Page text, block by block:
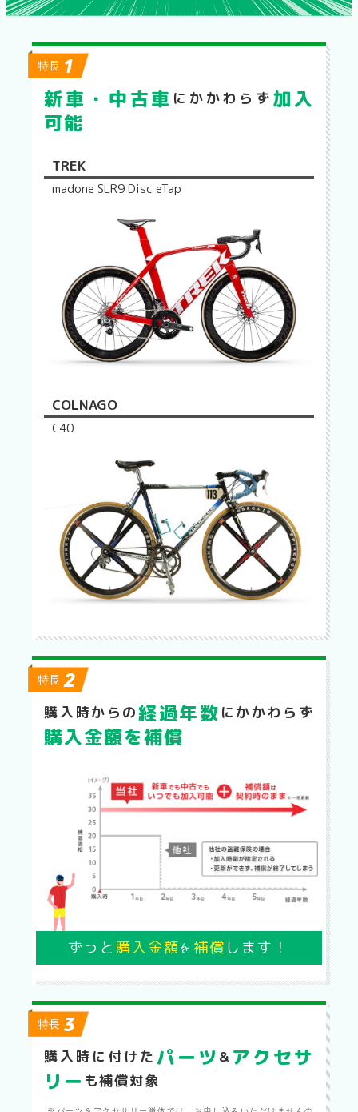
特長 1
新車・中古車 にかかわらず 加入
可能
TREK
madone SLR9 Disc eTap
COLNAGO
C40
特長 2
購入時からの経過年数 にかかわらず
購入金額を補償
ずっと 購入金額を補償 します！
特長 3
購入時に付けた パーツ & アクセサ
リー も補償対象